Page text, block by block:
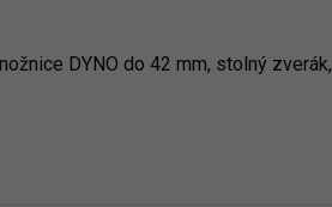
DYNO do 42 mm, stolný zverák,